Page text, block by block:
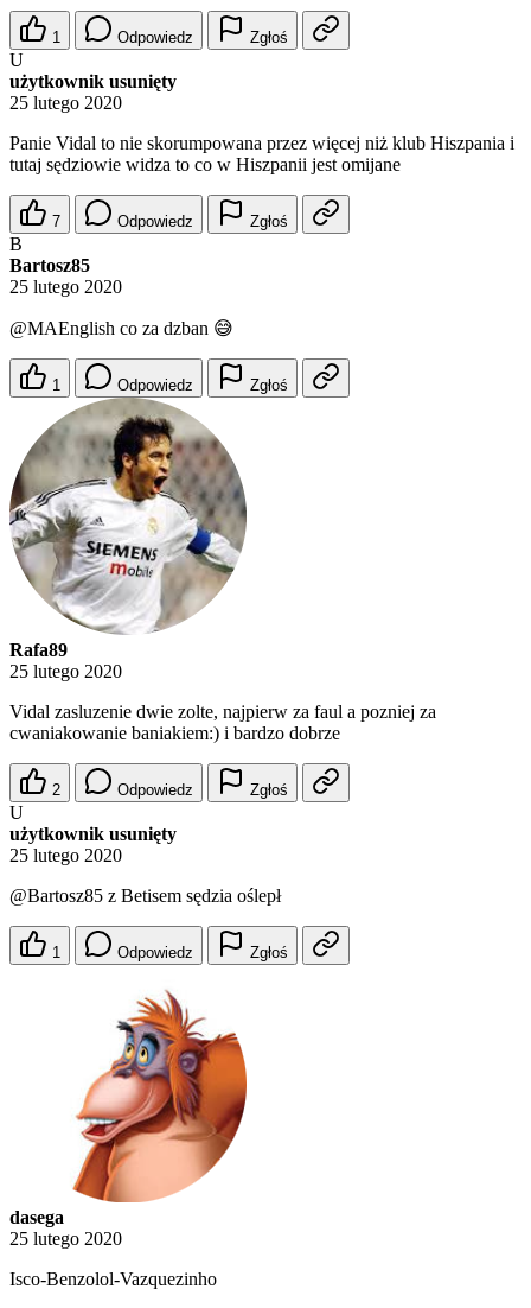
1 Odpowiedz Zgłoś
U
użytkownik usunięty
25 lutego 2020
Panie Vidal to nie skorumpowana przez więcej niż klub Hiszpania i
tutaj sędziowie widza to co w Hiszpanii jest omijane
7 Odpowiedz Zgłoś
B
Bartosz85
25 lutego 2020
@MAEnglish co za dzban 😅
1 Odpowiedz Zgłoś
Rafa89
25 lutego 2020
Vidal zasluzenie dwie zolte, najpierw za faul a pozniej za
cwaniakowanie baniakiem:) i bardzo dobrze
2 Odpowiedz Zgłoś
U
użytkownik usunięty
25 lutego 2020
@Bartosz85 z Betisem sędzia oślepł
1 Odpowiedz Zgłoś
dasega
25 lutego 2020
Isco-Benzolol-Vazquezinho